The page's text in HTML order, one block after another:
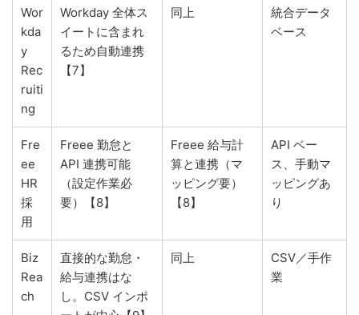
Wor
kda
y
Rec
ruiti
ng
Workday 全体ス
イートに含まれ
るため自動連携
【7】
同上
統合データ
ベース
Fre
ee
HR
採
用
Freee 勤怠と
API 連携可能
（設定作業必
要）【8】
Freee 給与計
算と連携（マ
ッピング要）
【8】
API ベー
ス、手動マ
ッピングあ
り
Biz
Rea
ch
直接的な勤怠・
給与連携はな
し。CSV インポ
同上
CSV／手作
業